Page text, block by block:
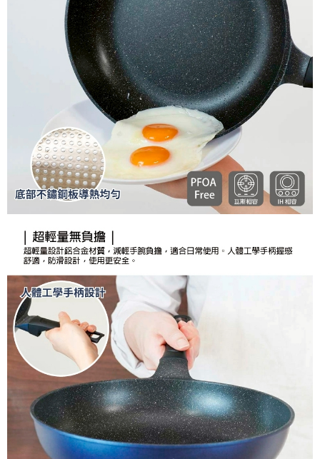
2.透過簡訊連結打開帳單後，可選擇「超商條碼／台灣大直營門市／銀行轉
帳／街口支付／iPASS MONEY」等通路繳費。
【注意事項】
1.本服務係由「台灣大哥大股份有限公司」（以下簡稱本公司）所提供，讓
用戶於交易時，得透過本服務購買商品或服務，並由商店將買賣／分期付款
買賣價金債權讓與本公司後，依約使用本公司帳單繳交帳款。
2.基於同意付款使用「大哥付你分期」之契約關係目的，商店將以您的個人
資料（包含姓名、電話或地址）提供予台灣大哥大進項蒐集、處理及利用，
由本公司與您本人進行分期帳單所需資料之確認、核對及更正。
3.完整用戶服務條款，請詳閱以下連結：https://oppay.tw/userRule
１．於結帳方式選擇「AFTEE先享後付」後，將跳轉至「AFTEE先享後付」
結帳頁面，進行簡訊認證並確認金額後，即可完成結帳。
２．訂單成立數日內，您將收到繳費通知簡訊。
３．收到繳費通知簡訊後14天內，點擊此簡訊中的連結，可透過四大超商／
ATM／網路銀行／等多元方式進行付款，方視為交易完成。
※ 請注意：結帳手續完成當下不需立刻繳費，但若您需要取消訂單，請聯絡
購買商品的店家。未經商家同意取消之訂單仍視為有效，需透過AFTEE先享
後付繳納相關費用。
※ 交易是否成功請以「AFTEE先享後付 」之結帳頁面顯示為準，若有關於
是否繳費成功／繳費後需取消欲退款等相關疑問，請聯繫「AFTEE先享後付
客戶支援中心」https://netprotections.freshdesk.com/support/home
【注意事項】
１．透過由恩沛科技股份有限公司提供之「AFTEE先享後付」服務完成之交
易，需依本服務之必要範圍內提供個人資料，並將交易相關給付款項請求債
權轉讓予恩沛科技股份有限公司。
３．未成年的使用者請事先徵得法定代理人或監護人之同意方可使用
「AFTEE先享後付」，若未經同意申辦者引起之損失，本公司不負相關責
任。
４．使用「AFTEE先享後付」時，將依據個別帳號之用戶狀況，依本公司即
時審查核予不同之上限額度；若仍有額度不足之情形，本公司將視審查結果
請求用戶進行身份認證。
５．嚴禁一人註冊多個帳號或使用他人資訊註冊。若發現惡意使用之情形，
恩沛科技股份有限公司將有權停止該用戶之使用額度並採取法律行動。
京站台北店客服中心(1F星巴克旁) 即日起不提供京站紙袋，取件時
請自備購物袋，若需購買紙袋可現場詢問